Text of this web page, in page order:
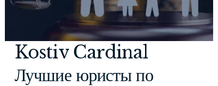
Kostiv Cardinal
Лучшие юристы по